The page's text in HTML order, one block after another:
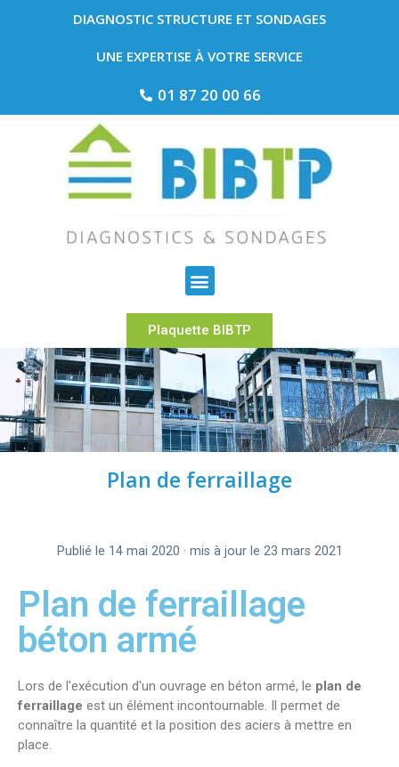
DIAGNOSTIC STRUCTURE ET SONDAGES
UNE EXPERTISE À VOTRE SERVICE
01 87 20 00 66
Plaquette BIBTP
Plan de ferraillage
Publié le 14 mai 2020 · mis à jour le 23 mars 2021
Plan de ferraillage
béton armé
Lors de l'exécution d'un ouvrage en béton armé, le plan de
ferraillage est un élément incontournable. Il permet de
connaître la quantité et la position des aciers à mettre en
place.